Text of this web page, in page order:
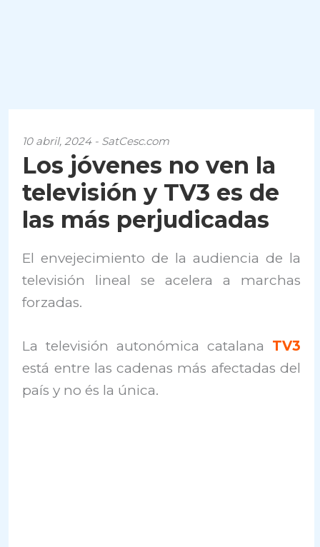
10 abril, 2024 - SatCesc.com
Los jóvenes no ven la
televisión y TV3 es de
las más perjudicadas
El envejecimiento de la audiencia de la
televisión lineal se acelera a marchas
forzadas.
La televisión autonómica catalana TV3
está entre las cadenas más afectadas del
país y no és la única.